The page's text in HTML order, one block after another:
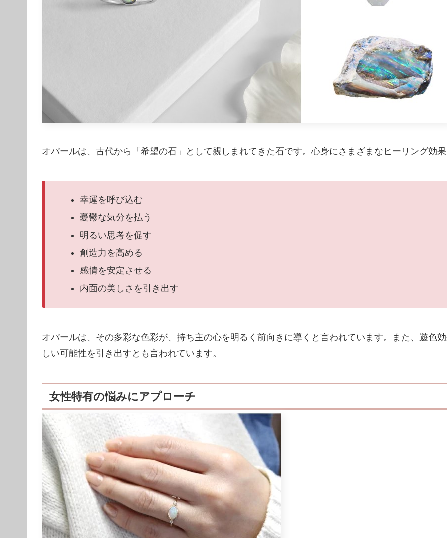
オパールは、古代から「希望の石」として親しまれてきた石です。心身にさまざまなヒーリング効
幸運を呼び込む
憂鬱な気分を払う
明るい思考を促す
創造力を高める
感情を安定させる
内面の美しさを引き出す
オパールは、その多彩な色彩が、持ち主の心を明るく前向きに導くと言われています。また、遊色
しい可能性を引き出すとも言われています。
女性特有の悩みにアプローチ